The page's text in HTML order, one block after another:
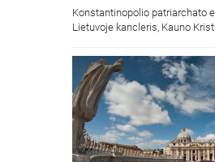
Konstantinopolio patriarchato
Lietuvoje kancleris, Kauno
kunigas Vitalijus Mockus
Kristaus Atsimainymo šventę.